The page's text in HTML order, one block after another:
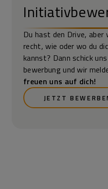
Du hast den Drive,
recht, wie oder wo du
kannst? Dann schick
bewerbung und wir
freuen uns auf dich!
JETZT